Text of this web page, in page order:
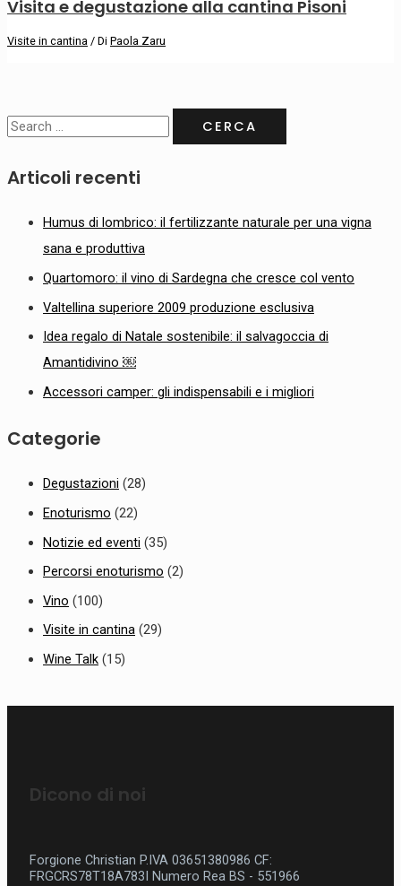
Visita e degustazione alla cantina Pisoni
Visite in cantina / Di Paola Zaru
Articoli recenti
Humus di lombrico: il fertilizzante naturale per una vigna
sana e produttiva
Quartomoro: il vino di Sardegna che cresce col vento
Valtellina superiore 2009 produzione esclusiva
Idea regalo di Natale sostenibile: il salvagoccia di
Amantidivino ￼
Accessori camper: gli indispensabili e i migliori
Categorie
Degustazioni (28)
Enoturismo (22)
Notizie ed eventi (35)
Percorsi enoturismo (2)
Vino (100)
Visite in cantina (29)
Wine Talk (15)
Dicono di noi
Forgione Christian P.IVA 03651380986 CF:
FRGCRS78T18A783I
Numero Rea BS - 551966